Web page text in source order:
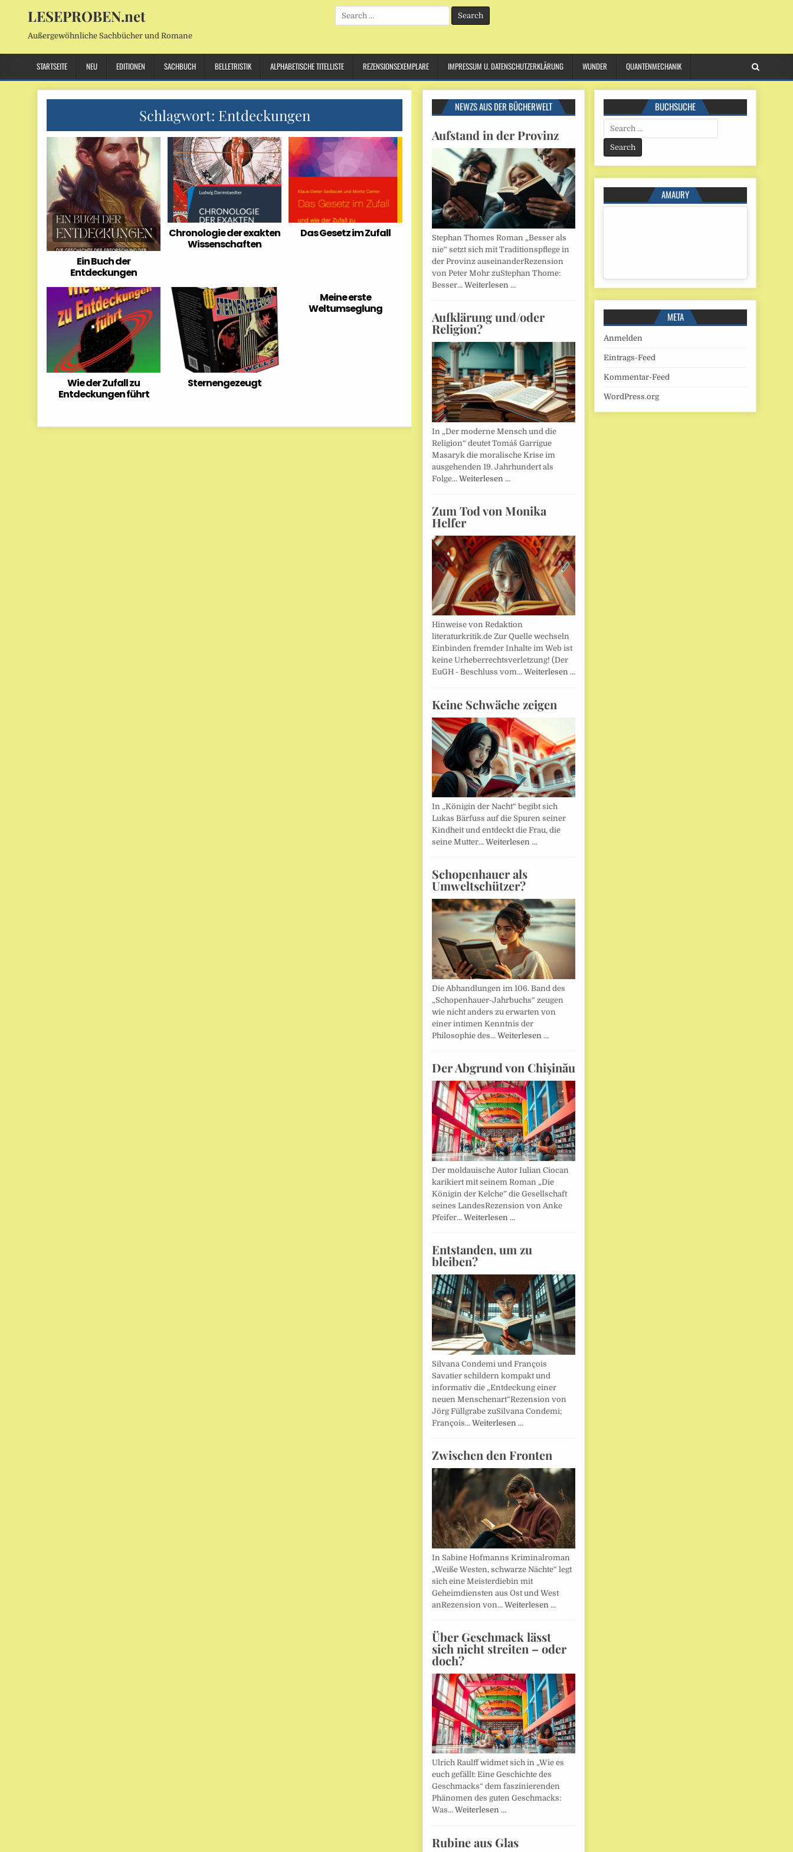
LESEPROBEN.net
Außergewöhnliche Sachbücher und Romane
Search
for:
STARTSEITE NEU EDITIONEN SACHBUCH BELLETRISTIK ALPHABETISCHE TITELLISTE REZENSIONSEXEMPLARE IMPRESSUM U. DATENSCHUTZERKLÄRUNG WUNDER QUANTENMECHANIK
Schlagwort: Entdeckungen
Ein Buch der
Entdeckungen
Chronologie der exakten
Wissenschaften
Das Gesetz im Zufall
Wie der Zufall zu
Entdeckungen führt
Sternengezeugt
Meine erste
Weltumseglung
NEWZS AUS DER BÜCHERWELT
Aufstand in der Provinz
Stephan Thomes Roman „Besser als
nie“ setzt sich mit Traditionspflege in
der Provinz auseinanderRezension
von Peter Mohr zuStephan Thome:
Besser… Weiterlesen …
Aufklärung und/oder
Religion?
In „Der moderne Mensch und die
Religion“ deutet Tomáš Garrigue
Masaryk die moralische Krise im
ausgehenden 19. Jahrhundert als
Folge… Weiterlesen …
Zum Tod von Monika
Helfer
Hinweise von Redaktion
literaturkritik.de Zur Quelle wechseln
Einbinden fremder Inhalte im Web ist
keine Urheberrechtsverletzung! (Der
EuGH - Beschluss vom… Weiterlesen …
Keine Schwäche zeigen
In „Königin der Nacht“ begibt sich
Lukas Bärfuss auf die Spuren seiner
Kindheit und entdeckt die Frau, die
seine Mutter… Weiterlesen …
Schopenhauer als
Umweltschützer?
Die Abhandlungen im 106. Band des
„Schopenhauer-Jahrbuchs“ zeugen
wie nicht anders zu erwarten von
einer intimen Kenntnis der
Philosophie des… Weiterlesen …
Der Abgrund von Chişinău
Der moldauische Autor Iulian Ciocan
karikiert mit seinem Roman „Die
Königin der Kelche” die Gesellschaft
seines LandesRezension von Anke
Pfeifer… Weiterlesen …
Entstanden, um zu
bleiben?
Silvana Condemi und François
Savatier schildern kompakt und
informativ die „Entdeckung einer
neuen Menschenart“Rezension von
Jörg Füllgrabe zuSilvana Condemi;
François… Weiterlesen …
Zwischen den Fronten
In Sabine Hofmanns Kriminalroman
„Weiße Westen, schwarze Nächte“ legt
sich eine Meisterdiebin mit
Geheimdiensten aus Ost und West
anRezension von… Weiterlesen …
Über Geschmack lässt
sich nicht streiten – oder
doch?
Ulrich Raulff widmet sich in „Wie es
euch gefällt: Eine Geschichte des
Geschmacks“ dem faszinierenden
Phänomen des guten Geschmacks:
Was… Weiterlesen …
Rubine aus Glas
BUCHSUCHE
Search
for:
AMAURY
META
Anmelden
Eintrags-Feed
Kommentar-Feed
WordPress.org